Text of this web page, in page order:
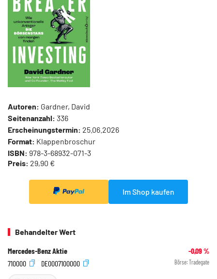
Autoren: Gardner, David
Seitenanzahl: 336
Erscheinungstermin: 25.06.2026
Format: Klappenbroschur
ISBN: 978-3-68932-071-3
Preis: 29,90 €
Im Shop kaufen
Behandelter Wert
Mercedes-Benz Aktie -0,09%
710000
DE0007100000 Börse: Tradegate